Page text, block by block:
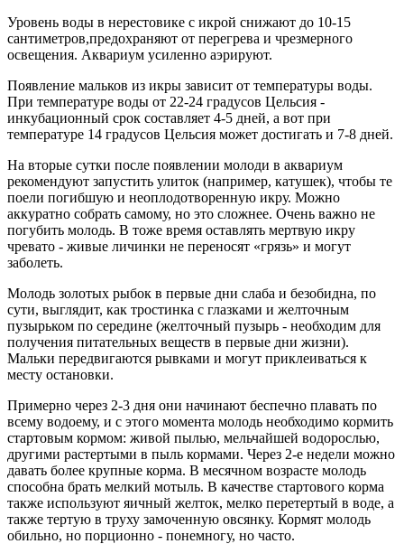
Уровень воды в нерестовике с икрой снижают до 10-15
сантиметров,предохраняют от перегрева и чрезмерного
освещения. Аквариум усиленно аэрируют.
Появление мальков из икры зависит от температуры воды.
При температуре воды от 22-24 градусов Цельсия -
инкубационный срок составляет 4-5 дней, а вот при
температуре 14 градусов Цельсия может достигать и 7-8 дней.
На вторые сутки после появлении молоди в аквариум
рекомендуют запустить улиток (например, катушек), чтобы те
поели погибшую и неоплодотворенную икру. Можно
аккуратно собрать самому, но это сложнее. Очень важно не
погубить молодь. В тоже время оставлять мертвую икру
чревато - живые личинки не переносят «грязь» и могут
заболеть.
Молодь золотых рыбок в первые дни слаба и безобидна, по
сути, выглядит, как тростинка с глазками и желточным
пузырьком по середине (желточный пузырь - необходим для
получения питательных веществ в первые дни жизни).
Мальки передвигаются рывками и могут приклеиваться к
месту остановки.
Примерно через 2-3 дня они начинают беспечно плавать по
всему водоему, и с этого момента молодь необходимо кормить
стартовым кормом: живой пылью, мельчайшей водорослью,
другими растертыми в пыль кормами. Через 2-е недели можно
давать более крупные корма. В месячном возрасте молодь
способна брать мелкий мотыль. В качестве стартового корма
также используют яичный желток, мелко перетертый в воде, а
также тертую в труху замоченную овсянку. Кормят молодь
обильно, но порционно - понемногу, но часто.